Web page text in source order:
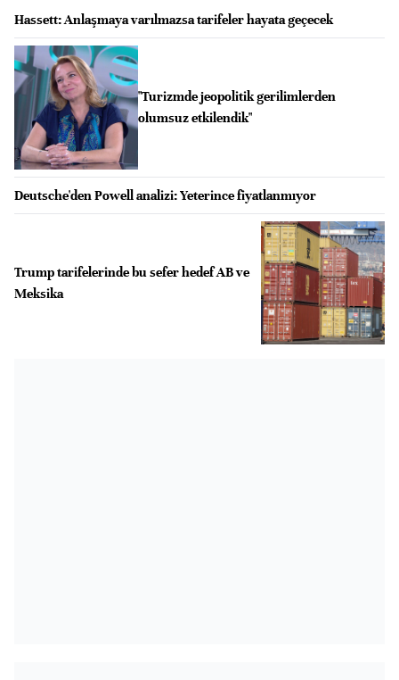
Hassett: Anlaşmaya varılmazsa tarifeler hayata geçecek
"Turizmde jeopolitik gerilimlerden
olumsuz etkilendik"
Deutsche'den Powell analizi: Yeterince fiyatlanmıyor
Trump tarifelerinde bu sefer hedef AB ve
Meksika